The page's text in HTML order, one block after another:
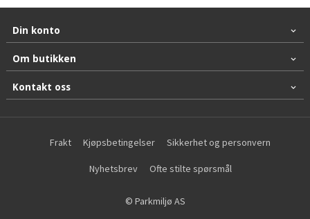
Din konto
Om butikken
Kontakt oss
Frakt Kjøpsbetingelser Sikkerhet og personvern
Nyhetsbrev Ofte stilte spørsmål
© Parkmiljø AS